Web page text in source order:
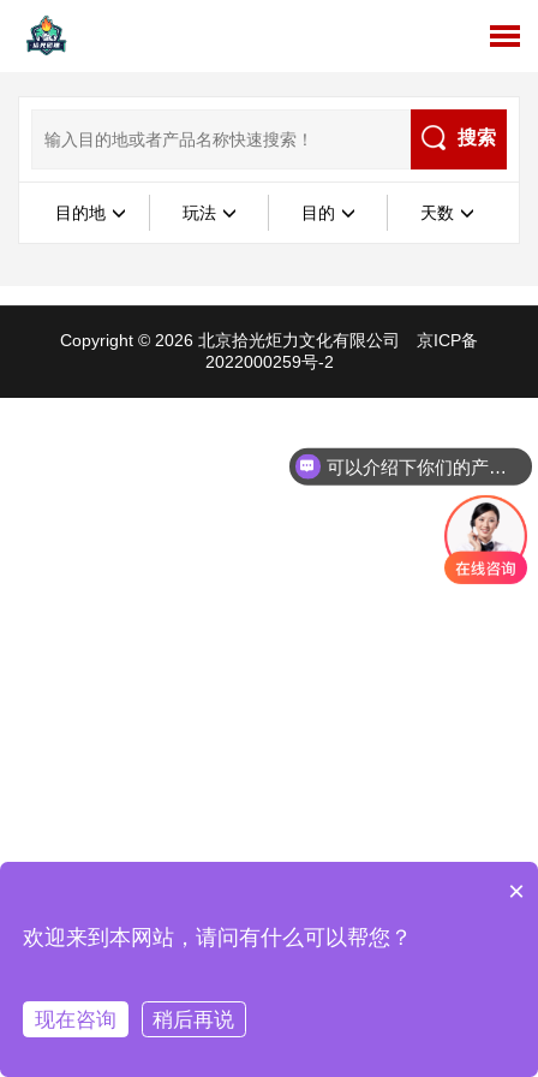
搜索
目的地 玩法 目的 天数
Copyright © 2026 北京拾光炬力文化有限公司 京ICP备
2022000259号-2
可以介绍下你们的产品么
你们是怎么收费的呢
×
欢迎来到本网站，请问有什么可以帮您？
现在咨询 稍后再说